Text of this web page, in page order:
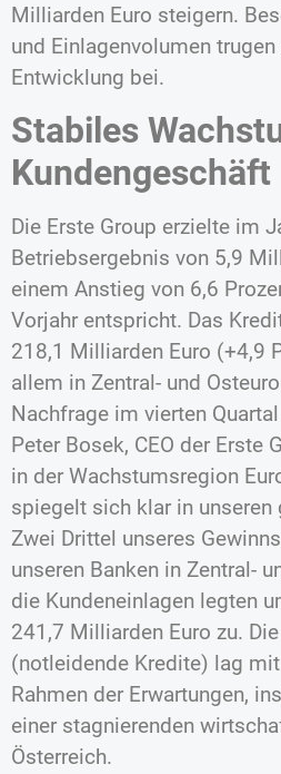
Milliarden Euro steigern.
und Einlagenvolumen
Entwicklung bei.
Stabiles
Kundengeschäft
Die Erste Group erzielte im
Betriebsergebnis von 5,9
einem Anstieg von 6,6
Vorjahr entspricht. Das
218,1 Milliarden Euro (+4,9
allem in Zentral- und
Nachfrage im vierten
Peter Bosek, CEO der Erste
in der Wachstumsregion
spiegelt sich klar in unseren
Zwei Drittel unseres
unseren Banken in Zentral-
die Kundeneinlagen legten
241,7 Milliarden Euro zu.
(notleidende Kredite) lag
Rahmen der Erwartungen,
einer stagnierenden
Österreich.